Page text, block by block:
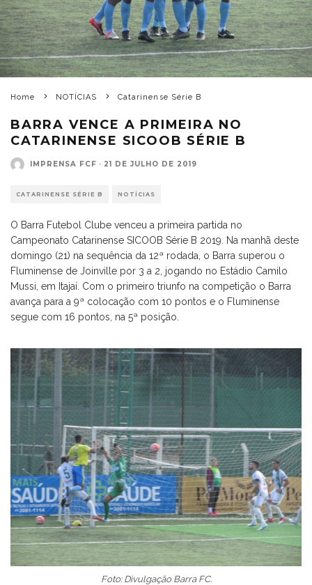
Home NOTÍCIAS Catarinense Série B
BARRA VENCE A PRIMEIRA NO
CATARINENSE SICOOB SÉRIE B
IMPRENSA FCF · 21 DE JULHO DE 2019
CATARINENSE SÉRIE B NOTÍCIAS
O Barra Futebol Clube venceu a primeira partida no
Campeonato Catarinense SICOOB Série B 2019. Na manhã deste
domingo (21) na sequência da 12ª rodada, o Barra superou o
Fluminense de Joinville por 3 a 2, jogando no Estádio Camilo
Mussi, em Itajaí. Com o primeiro triunfo na competição o Barra
avança para a 9ª colocação com 10 pontos e o Fluminense
segue com 16 pontos, na 5ª posição.
Foto: Divulgação Barra FC.